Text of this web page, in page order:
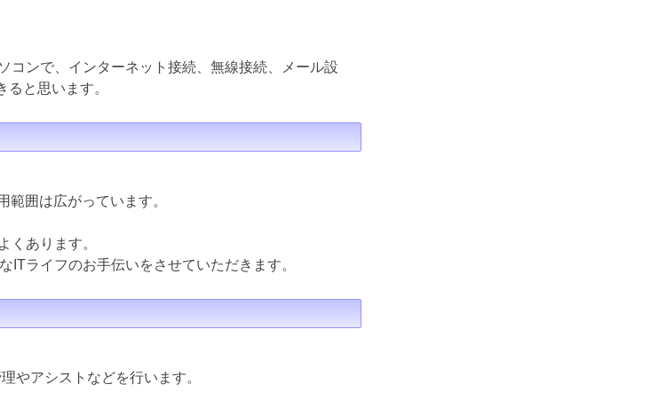
コンで、インターネット接続、無線接続、メール設
と思います。
囲は広がっています。
くあります。
ライフのお手伝いをさせていただきます。
やアシストなどを行います。